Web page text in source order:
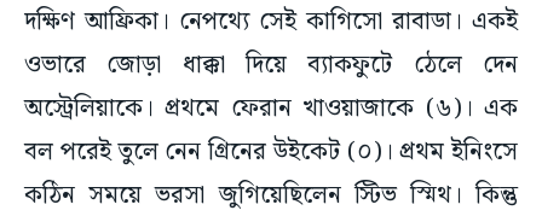
দক্ষিণ আফ্রিকা। নেপথ্যে সেই কাগিসো রাবাডা। একই
ওভারে জোড়া ধাক্কা দিয়ে ব্যাকফুটে ঠেলে দেন
অস্ট্রেলিয়াকে। প্রথমে ফেরান খাওয়াজাকে (৬)। এক
বল পরেই তুলে নেন গ্রিনের উইকেট (০)। প্রথম ইনিংসে
কঠিন সময়ে ভরসা জুগিয়েছিলেন স্টিভ স্মিথ। কিন্তু